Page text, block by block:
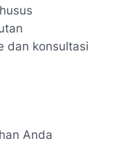
dan konsultasi
Anda